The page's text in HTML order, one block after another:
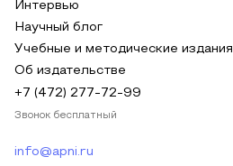
Интервью
Научный блог
Учебные и методические издания
Об издательстве
+7 (472) 277-72-99
Звонок бесплатный
info@apni.ru